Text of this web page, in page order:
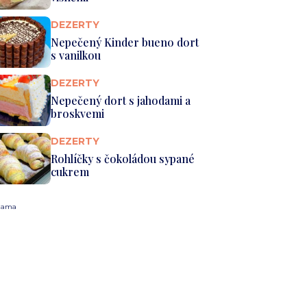
DEZERTY
Nepečený Kinder bueno dort
s vanilkou
DEZERTY
Nepečený dort s jahodami a
broskvemi
DEZERTY
Rohlíčky s čokoládou sypané
cukrem